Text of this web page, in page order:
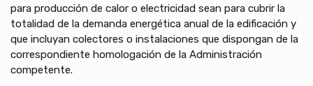
para producción de calor o electricidad sean para cubrir la
totalidad de la demanda energética anual de la edificación y
que incluyan colectores o instalaciones que dispongan de la
correspondiente homologación de la Administración
competente.